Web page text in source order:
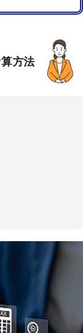
方法